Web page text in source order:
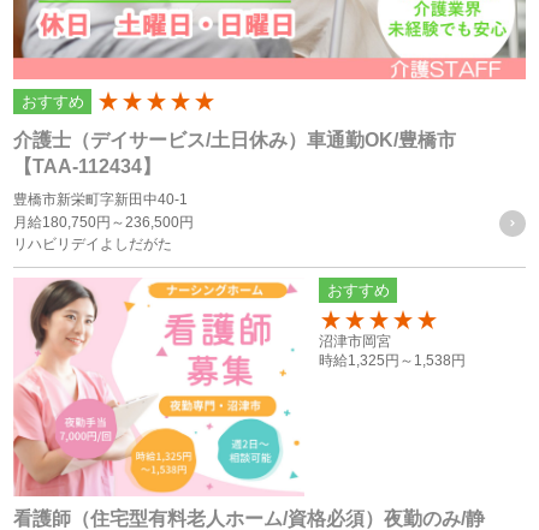
個人情報の利用目的
個人情報の利用目的は以下の通りです。利用目的を超えて利
当サイトにおけるユーザーへのサービスの提供
本サービスの利用に伴う連絡・各種お知らせ等の配信・送
付
ユーザーの承諾・申込みに基づく、本サービス利用企業等
への個人情報の提供
属性情報･端末情報・位置情報・行動履歴等に基づく広
告・コンテンツ等の配信・表示、本サービスの提供
本サービスの改善・新規サービスの開発・マーケティング
活動
本サービスに関するご意見、お問い合わせの確認・回答
介護士（デイサービス/土日休み）車通勤OK/豊橋市
【TAA-112434】
豊橋市新栄町字新田中40-1
月給180,750円～236,500円
リハビリデイよしだがた
おすすめ
200
看護師（住宅型有料老人ホーム/資格必須）夜勤のみ/静
おすすめ
150
沼津市岡宮
時給1,325円～ 1,538円